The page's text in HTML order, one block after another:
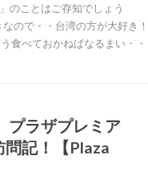
のことはご存知でしょう
ので・・台湾の方が大好き！
食べておかねばなるまい・・
プラザプレミア
記！【Plaza